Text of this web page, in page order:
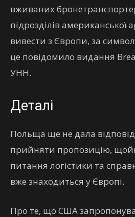
вживаних
підрозділів американської
вивести з Європи, за
це повідомило видання
УНН.
Деталі
Польща ще не дала
прийняти пропозицію,
питання логістики та
вже знаходиться у Європі.
Про те, що США